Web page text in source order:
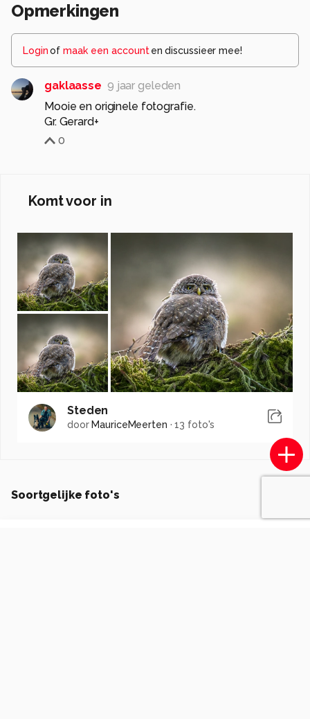
Opmerkingen
Loginof maak een account en discussieer mee!
gaklaasse 9 jaar geleden
Mooie en originele fotografie.
Gr. Gerard+
0
Komt voor in
Steden
door MauriceMeerten ·13 foto's
Soortgelijke foto's